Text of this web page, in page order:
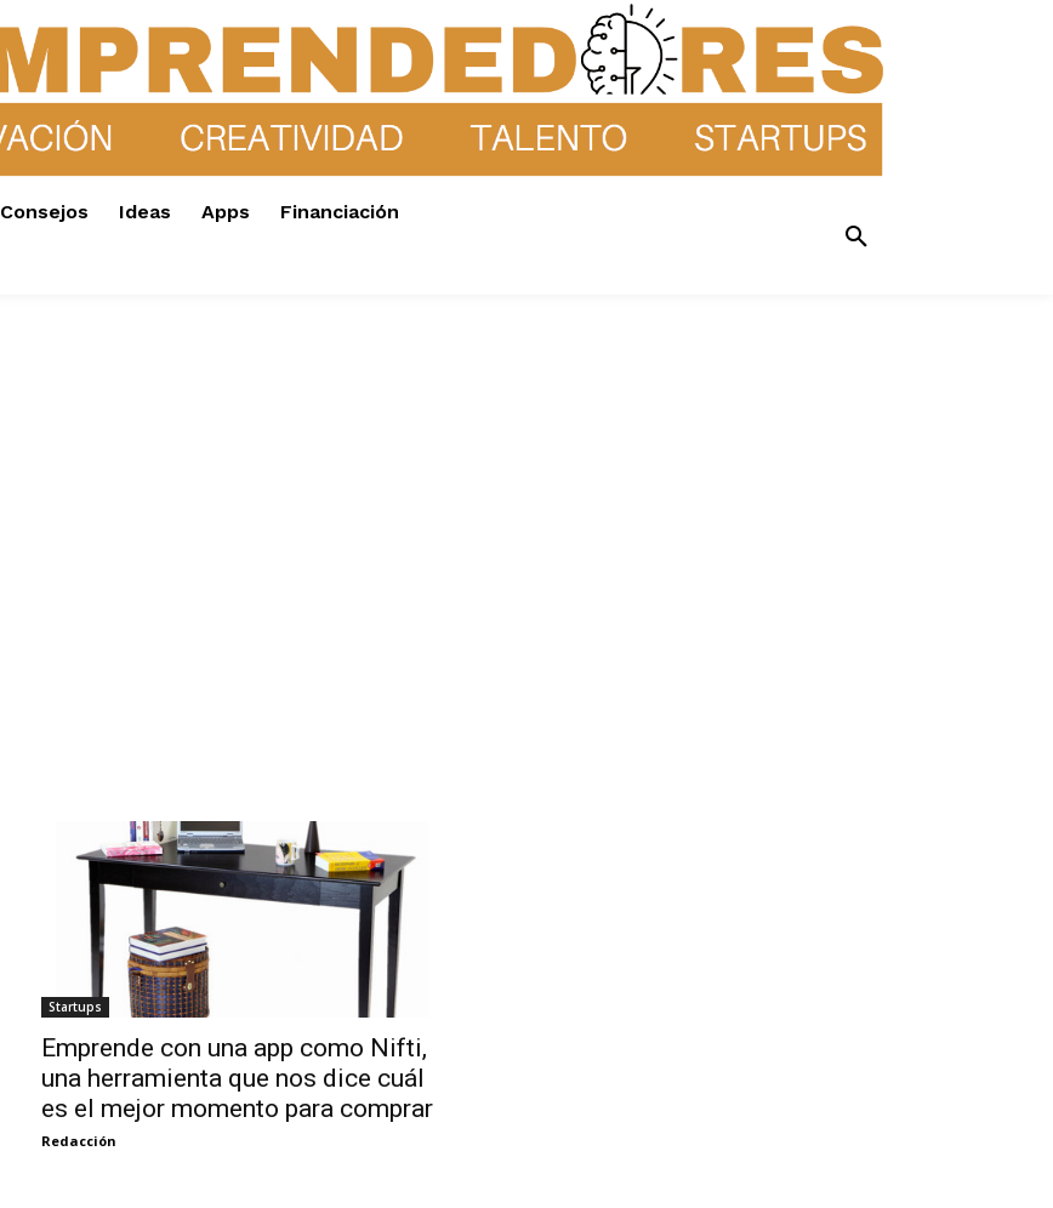
Consejos Ideas Apps Financiación
Startups
Emprende con una app como Nifti,
una herramienta que nos dice cuál
es el mejor momento para comprar
Redacción